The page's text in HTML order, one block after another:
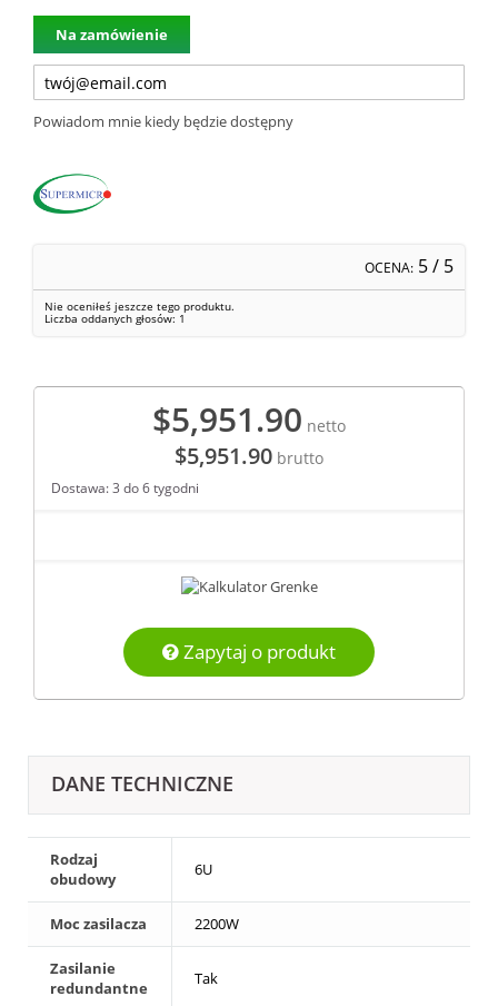
Na zamówienie
Powiadom mnie kiedy będzie dostępny
OCENA: 5/ 5
Nie oceniłeś jeszcze tego produktu.
Liczba oddanych głosów: 1
$5,951.90 netto
$5,951.90 brutto
Dostawa: 3 do 6 tygodni
Zapytaj o produkt
DANE TECHNICZNE
Rodzaj
obudowy
6U
Moc zasilacza 2200W
Zasilanie
redundantne
Tak